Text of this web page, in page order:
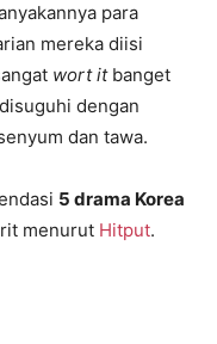
para
mereka diisi
wort itbanget
dengan
dan tawa.
5 drama Korea
menurut Hitput.